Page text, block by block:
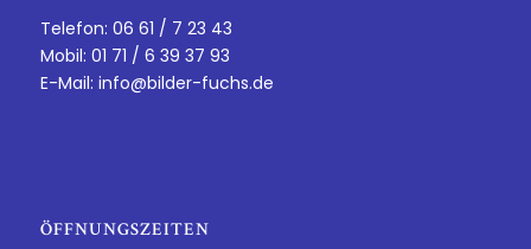
Telefon: 06 61 / 7 23 43
Mobil: 01 71 / 6 39 37 93
E-Mail: info@bilder-fuchs.de
ÖFFNUNGSZEITEN